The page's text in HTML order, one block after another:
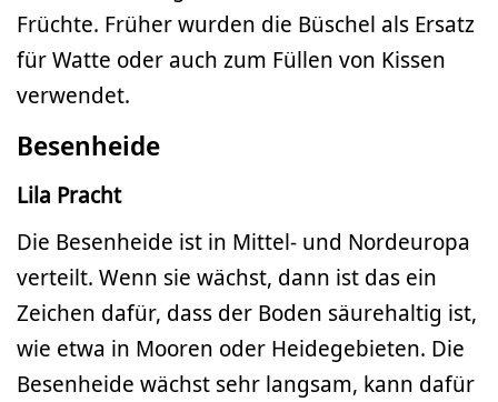
Früchte. Früher wurden die Büschel als Ersatz
für Watte oder auch zum Füllen von Kissen
verwendet.
Besenheide
Lila Pracht
Die Besenheide ist in Mittel- und Nordeuropa
verteilt. Wenn sie wächst, dann ist das ein
Zeichen dafür, dass der Boden säurehaltig ist,
wie etwa in Mooren oder Heidegebieten. Die
Besenheide wächst sehr langsam, kann dafür